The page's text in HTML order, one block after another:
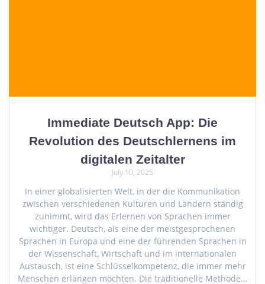
Immediate Deutsch App: Die
Revolution des Deutschlernens im
digitalen Zeitalter
July 10, 2025
In einer globalisierten Welt, in der die Kommunikation
zwischen verschiedenen Kulturen und Ländern ständig
zunimmt, wird das Erlernen von Sprachen immer
wichtiger. Deutsch, als eine der meistgesprochenen
Sprachen in Europa und eine der führenden Sprachen in
der Wissenschaft, Wirtschaft und im internationalen
Austausch, ist eine Schlüsselkompetenz, die immer mehr
Menschen erlangen möchten. Die traditionelle Methode…